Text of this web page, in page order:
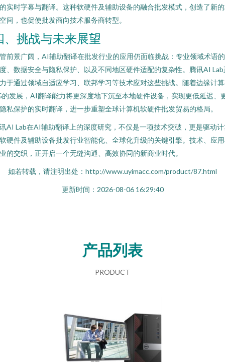
实时字幕与翻译。这种软硬件及辅助设备的融合批发模式，创造了新
间，也促使批发商向技术服务商转型。
、挑战与未来展望
前景广阔，AI辅助翻译在批发行业的应用仍面临挑战：专业领域术语
、数据安全与隐私保护、以及不同地区硬件适配的复杂性。腾讯AI Lab
于通过领域自适应学习、联邦学习等技术应对这些挑战。随着边缘计
的发展，AI翻译能力将更深度地下沉至本地硬件设备，实现更低延迟、
私保护的实时翻译，进一步重塑全球计算机软硬件批发贸易的格局。
AI Lab在AI辅助翻译上的深度研究，不仅是一项技术突破，更是驱动
硬件及辅助设备批发行业智能化、全球化升级的关键引擎。技术、应
的交织，正开启一个无缝沟通、高效协同的新商业时代。
如若转载，请注明出处：http://www.uyimacc.com/product/87.html
更新时间：2026-08-06 16:29:40
产品列表
PRODUCT